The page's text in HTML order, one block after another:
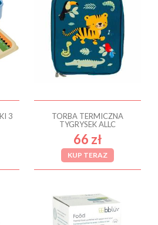
3
TORBA TERMICZNA
TYGRYSEK ALLC
66 zł
KUP TERAZ